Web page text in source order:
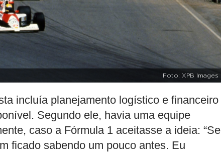
Foto: XPB Images
incluía planejamento logístico e financeiro
Segundo ele, havia uma equipe
caso a Fórmula 1 aceitasse a ideia: “Se
ficado sabendo um pouco antes. Eu